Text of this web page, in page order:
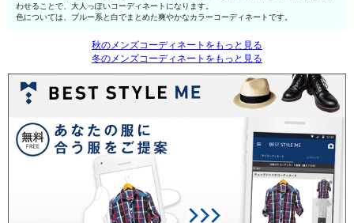
わせることで、大人っぽいコーディネートになります。
色については、ブルー系と白でまとめた爽やかなカラーコーディネートです。
秋のメンズコーディネートをもっと見る
冬のメンズコーディネートをもっと見る